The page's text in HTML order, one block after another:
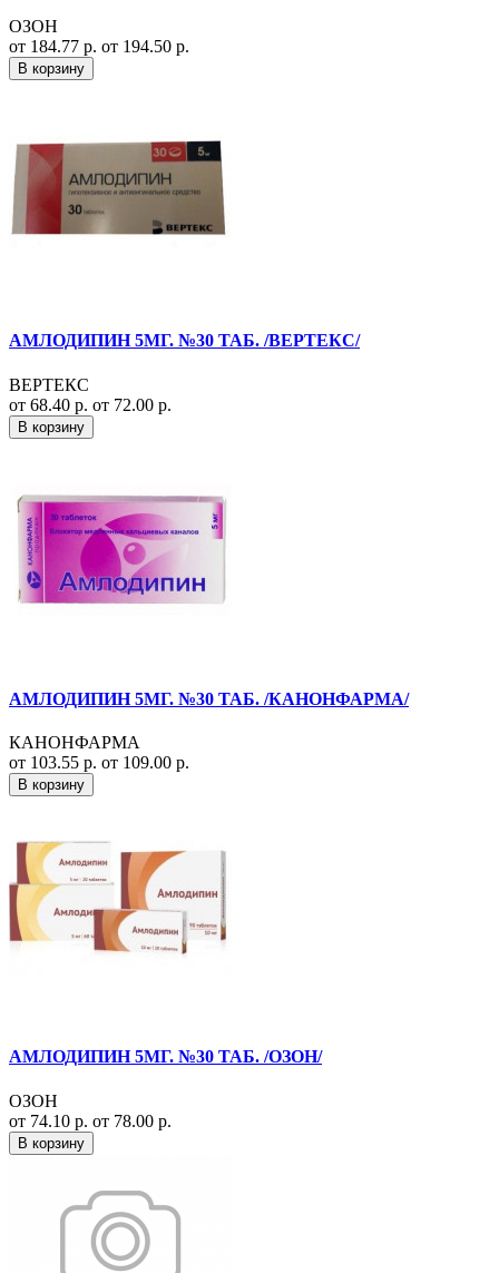
ОЗОН
от 184.77 р. от 194.50 р.
В корзину
АМЛОДИПИН 5МГ. №30 ТАБ. /ВЕРТЕКС/
ВЕРТЕКС
от 68.40 р. от 72.00 р.
В корзину
АМЛОДИПИН 5МГ. №30 ТАБ. /КАНОНФАРМА/
КАНОНФАРМА
от 103.55 р. от 109.00 р.
В корзину
АМЛОДИПИН 5МГ. №30 ТАБ. /ОЗОН/
ОЗОН
от 74.10 р. от 78.00 р.
В корзину